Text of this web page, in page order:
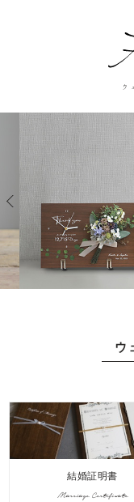
ウ
ウ
結婚証明書
Marriage Certificate